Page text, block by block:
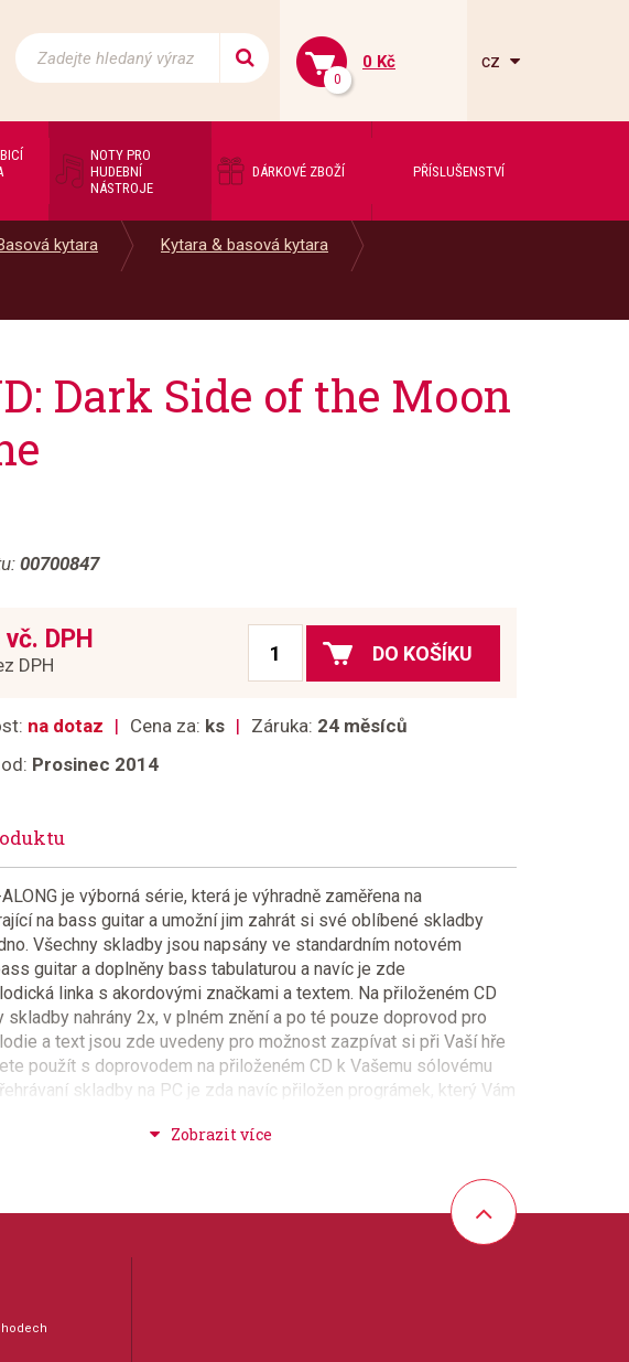
0
0 Kč cz
NOTY PRO
HUDEBNÍ
NÁSTROJE
DÁRKOVÉ ZBOŽÍ PŘÍSLUŠENSTVÍ
kytara Kytara & basová kytara
Dark Side of the Moon
00700847
DPH
DPH
DO KOŠÍKU
na dotaz Cena za: ks Záruka: 24 měsíců
Prosinec 2014
je výborná série, která je výhradně zaměřena na
na bass guitar a umožní jim zahrát si své oblíbené skladby
Všechny skladby jsou napsány ve standardním notovém
guitar a doplněny bass tabulaturou a navíc je zde
linka s akordovými značkami a textem. Na přiloženém CD
skladby nahrány 2x, v plném znění a po té pouze doprovod pro
a text jsou zde uvedeny pro možnost zazpívat si při Vaší hře
použít s doprovodem na přiloženém CD k Vašemu sólovému
skladby na PC je zda navíc přiložen prográmek, který Vám
skladby, citíte-li, že by měla být hrána rychleji. Velmi
Play Along
styl: populární + rocková hudba